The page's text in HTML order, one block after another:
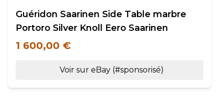
Guéridon Saarinen Side Table marbre
Portoro Silver Knoll Eero Saarinen
1 600,00 €
Voir sur eBay (#sponsorisé)